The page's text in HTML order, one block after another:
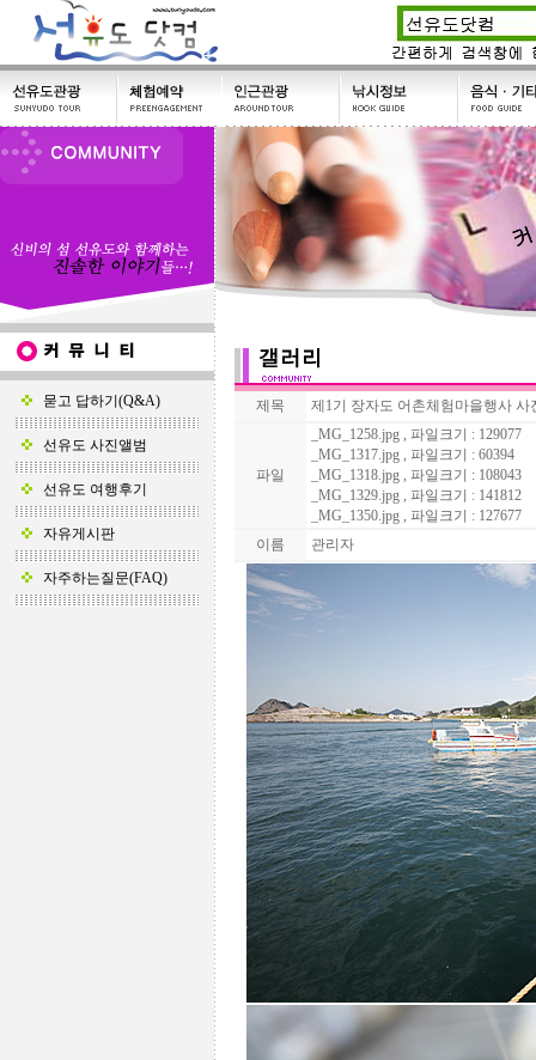
묻고 답하기(Q&A)
선유도 사진앨범
선유도 여행후기
자유게시판
자주하는질문(FAQ)
제목 제1기 장자도 어촌체험마을행사 사
파일
_MG_1258.jpg , 파일크기 : 129077
_MG_1317.jpg , 파일크기 : 60394
_MG_1318.jpg , 파일크기 : 108043
_MG_1329.jpg , 파일크기 : 141812
_MG_1350.jpg , 파일크기 : 127677
이름
관리자